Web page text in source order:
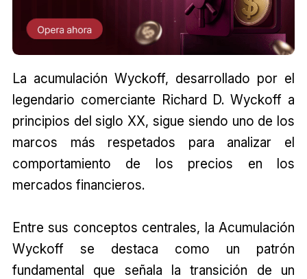
La acumulación Wyckoff, desarrollado por el
legendario comerciante Richard D. Wyckoff a
principios del siglo XX, sigue siendo uno de los
marcos más respetados para analizar el
comportamiento de los precios en los
mercados financieros.
Entre sus conceptos centrales, la Acumulación
Wyckoff se destaca como un patrón
fundamental que señala la transición de un